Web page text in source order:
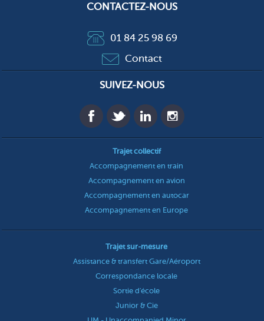
CONTACTEZ-NOUS
01 84 25 98 69
Contact
SUIVEZ-NOUS
Trajet collectif
Accompagnement en train
Accompagnement en avion
Accompagnement en autocar
Accompagnement en Europe
Trajet sur-mesure
Assistance & transfert Gare/Aéroport
Correspondance locale
Sortie d'école
Junior & Cie